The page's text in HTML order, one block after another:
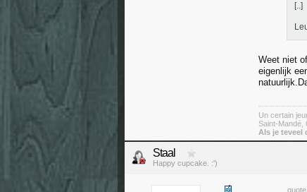
[..]
Weet niet
eigenlijk
Un certain
Saint-Mandé,
Als je teveel
Staal
Happy cupcake. :')
quote: